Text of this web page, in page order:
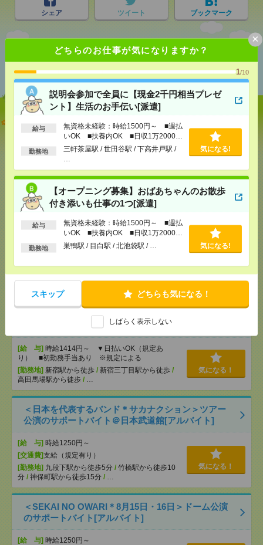
どちらのお仕事が気になりますか？
1/10
説明会参加で全員に【現金2千円相当プレゼ
ント】生活のお手伝い[派遣]
給与
無資格未経験：時給1500円～ ■週払
いOK ■扶養内OK ■日収1万2000円
以上
勤務地
三軒茶屋駅 / 世田谷駅 / 下高井戸駅 /
気になる!
【オープニング募集】おばあちゃんのお散歩
付き添いも仕事の1つ[派遣]
給与
無資格未経験：時給1500円～ ■週払
いOK ■扶養内OK ■日収1万2000円
以上
勤務地 巣鴨駅 / 目白駅 / 北池袋駅 / … 気になる!
スキップ どちらも気になる！
しばらく表示しない
×
シェア ツイート ブックマーク
あなたの閲覧履歴からの
おすすめ
活のお手伝い[派遣]
[給 与]無資格未経験：時給1500円～ ■週払い
OK ■扶養内OK ■日収1万2000円以上
[交通費]交通費全額支給
[勤務地]
三軒茶屋駅/世田谷駅/下高井戸駅/…
気になる！
【オープニング募集】おばあちゃんのお散歩付き添
いも仕事の1つ[派遣]
[給 与]無資格未経験：時給1500円～ ■週払い
[交通費]交通費全額支給
目白駅
気になる！
【シフト自由・現金手渡しOK】iPhoneなどスマホの
充電を繋げるだけ！[派遣]
[給 与] 時給1414円～ ▼日払いOK（規定あ
り） ■初勤務手当あり ※規定による
[勤務地] 新宿駅から徒歩 / 新宿三丁目駅から徒歩 /
高田馬場駅から徒歩 / …
気になる！
＜日本を代表するバンド＊サカナクション＞ツアー
公演のサポートバイト＠日本武道館[アルバイト]
[給 与] 時給1250円～
[交通費]支給（規定有り）
[勤務地] 九段下駅から徒歩5分 / 竹橋駅から徒歩10
分 / 神保町駅から徒歩15分 / …
気になる！
＜SEKAI NO OWARI＊8月15日・16日＞ドーム公演
のサポートバイト[アルバイト]
[給 与] 時給1250円～